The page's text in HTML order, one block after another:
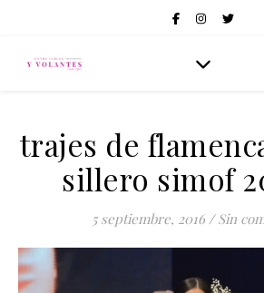
trajes de
sillero simof
5 septiembre, 2016 / Sin